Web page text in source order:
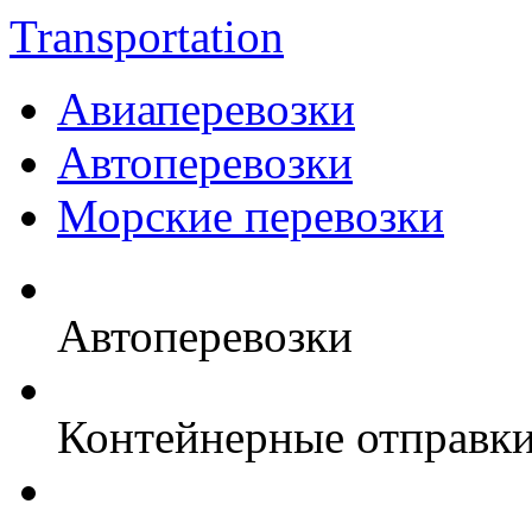
Transportation
Авиаперевозки
Автоперевозки
Морские перевозки
Автоперевозки
Контейнерные